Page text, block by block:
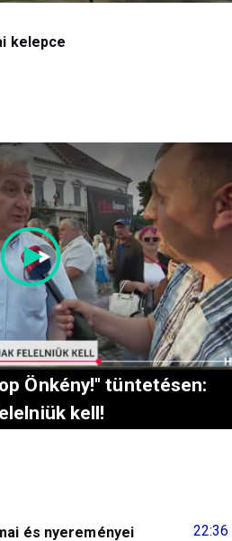
kelepce
Önkény!" tüntetésen:
kell!
22:36
és nyereményei